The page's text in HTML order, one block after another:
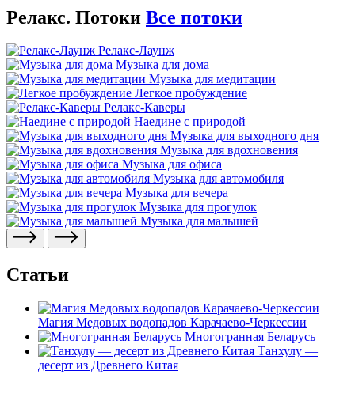
Релакс. Потоки Все потоки
Релакс-Лаунж
Музыка для дома
Музыка для медитации
Легкое пробуждение
Релакс-Каверы
Наедине с природой
Музыка для выходного дня
Музыка для вдохновения
Музыка для офиса
Музыка для автомобиля
Музыка для вечера
Музыка для прогулок
Музыка для малышей
Статьи
Магия Медовых водопадов Карачаево-Черкессии
Многогранная Беларусь
Танхулу —
десерт из Древнего Китая